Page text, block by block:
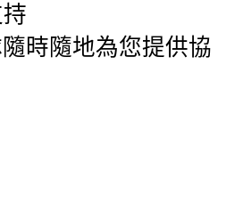
時隨地為您提供協